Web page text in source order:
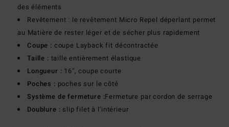
des éléments
Revêtement : le revêtement Micro Repel déperlant permet
au Matière de rester léger et de sécher plus rapidement
Coupe : coupe Layback fit décontractée
Taille : taille entièrement élastique
Longueur : 16", coupe courte
Poches : poches sur le côté
Système de fermeture :Fermeture par cordon de serrage
Doublure : slip filet à l'intérieur